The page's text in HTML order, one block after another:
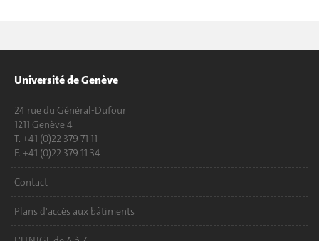
Université de Genève
24 rue du Général-Dufour
1211 Genève 4
T. +41 (0)22 379 71 11
F. +41 (0)22 379 11 34
Contact
Plans d'accès aux bâtiments